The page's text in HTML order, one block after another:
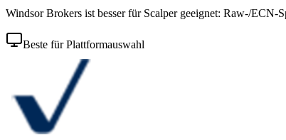
Windsor Brokers ist besser für Scalper geeignet: Raw-/ECN-
Beste für Plattformauswahl